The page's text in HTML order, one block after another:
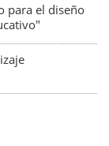
para el diseño